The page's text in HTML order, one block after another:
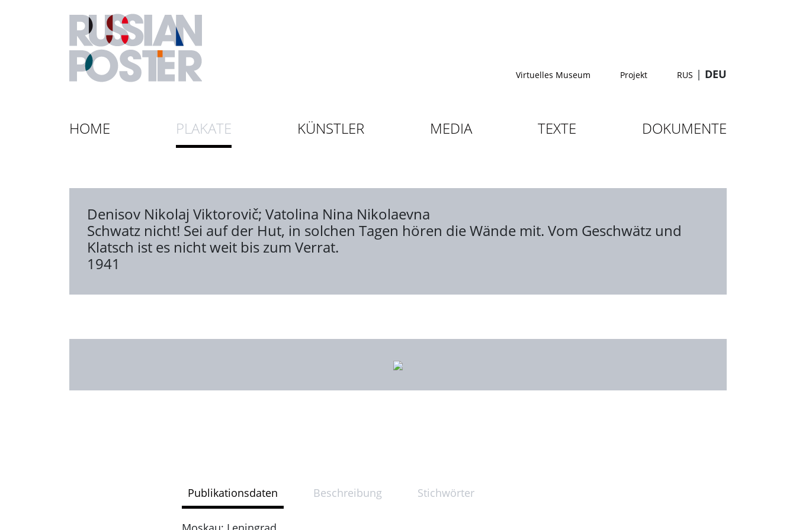
Virtuelles Museum Projekt RUS | DEU
HOME PLAKATE KÜNSTLER MEDIA TEXTE DOKUMENTE
Denisov Nikolaj Viktorovič; Vatolina Nina Nikolaevna
Schwatz nicht! Sei auf der Hut, in solchen Tagen hören die Wände mit. Vom Geschwätz und
Klatsch ist es nicht weit bis zum Verrat.
1941
Publikationsdaten Beschreibung Stichwörter